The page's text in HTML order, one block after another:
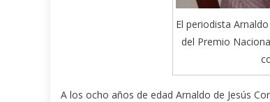
El periodista
del Premio
A los ocho años de edad Arnaldo de Jesús